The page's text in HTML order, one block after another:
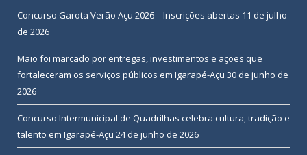
Concurso Garota Verão Açu 2026 – Inscrições abertas 11 de julho
de 2026
Maio foi marcado por entregas, investimentos e ações que
fortaleceram os serviços públicos em Igarapé-Açu 30 de junho de
2026
Concurso Intermunicipal de Quadrilhas celebra cultura, tradição e
talento em Igarapé-Açu 24 de junho de 2026